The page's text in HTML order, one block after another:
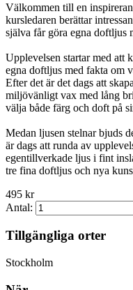
Välkommen till en
kursledaren berättar
själva får göra egna doftljus
Upplevelsen startar med att
egna doftljus med fakta om
Efter det är det dags att
miljövänligt vax med lång
välja både färg och doft på
Medan ljusen stelnar bjuds
är dags att runda av
egentillverkade ljus i fint
tre fina doftljus och nya
495 kr
Antal:
Tillgängliga orter
Stockholm